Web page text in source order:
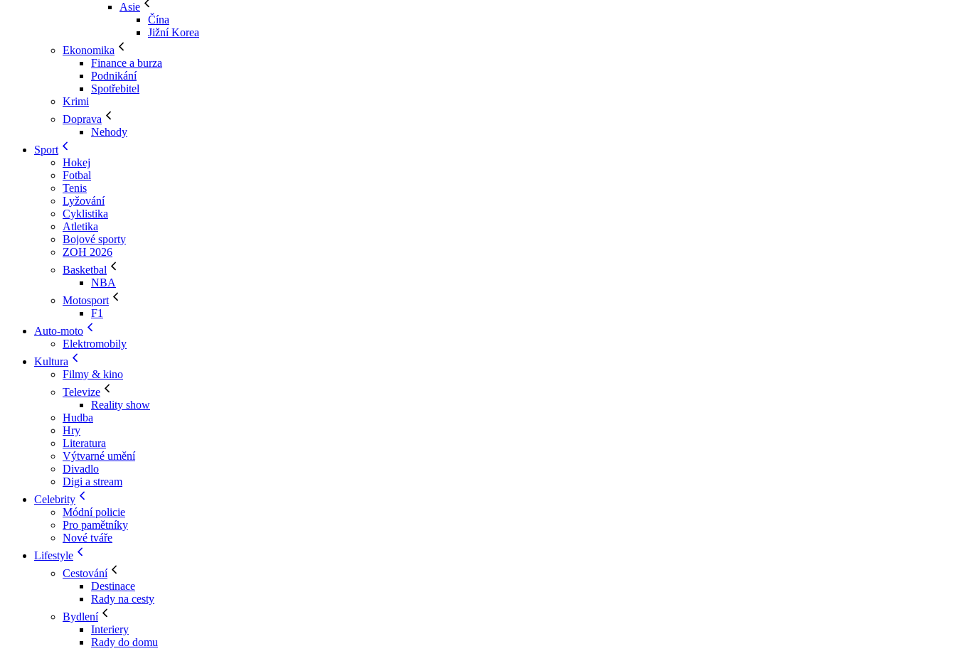
Asie
Čína
Jižní Korea
Ekonomika
Finance a burza
Podnikání
Spotřebitel
Krimi
Doprava
Nehody
Sport
Hokej
Fotbal
Tenis
Lyžování
Cyklistika
Atletika
Bojové sporty
ZOH 2026
Basketbal
NBA
Motosport
F1
Auto-moto
Elektromobily
Kultura
Filmy & kino
Televize
Reality show
Hudba
Hry
Literatura
Výtvarné umění
Divadlo
Digi a stream
Celebrity
Módní policie
Pro pamětníky
Nové tváře
Lifestyle
Cestování
Destinace
Rady na cesty
Bydlení
Interiery
Rady do domu